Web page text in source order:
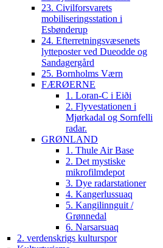
23. Civilforsvarets
mobiliseringsstation i
Esbønderup
24. Efterretningsvæsenets
lytteposter ved Dueodde og
Sandagergård
25. Bornholms Værn
FÆRØERNE
1. Loran-C i Eiði
2. Flyvestationen i
Mjørkadal og Sornfelli
radar.
GRØNLAND
1. Thule Air Base
2. Det mystiske
mikrofilmdepot
3. Dye radarstationer
4. Kangerlussuaq
5. Kangilinnguit /
Grønnedal
6. Narsarsuaq
2. verdenskrigs kulturspor